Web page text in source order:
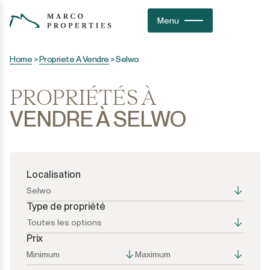
Menu
Home >Propriete A Vendre >Selwo
PROPRIÉTÉS À
VENDRE À SELWO
Localisation
Selwo
Toutes les options
Type de propriété
Toutes les options
Toutes les options
Prix
Minimum Maximum